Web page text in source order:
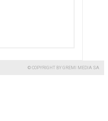
© COPYRIGHT BY GREMI MEDIA SA